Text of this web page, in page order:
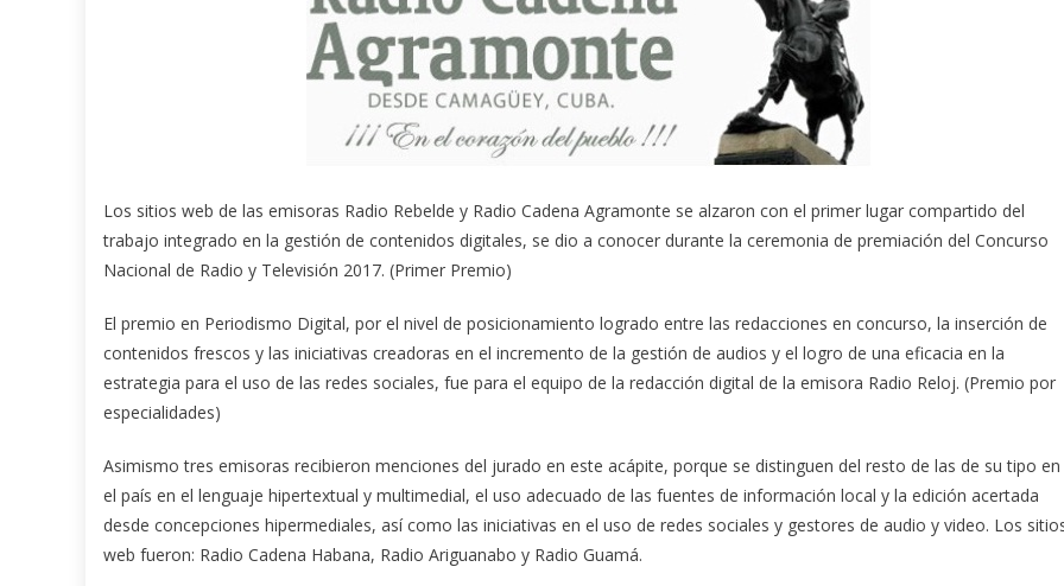
Los sitios web de las emisoras Radio Rebelde y Radio Cadena Agramonte se alzaron con el primer lugar compartido del
trabajo integrado en la gestión de contenidos digitales, se dio a conocer durante la ceremonia de premiación del Concurso
Nacional de Radio y Televisión 2017. (Primer Premio)
El premio en Periodismo Digital, por el nivel de posicionamiento logrado entre las redacciones en concurso, la inserción de
contenidos frescos y las iniciativas creadoras en el incremento de la gestión de audios y el logro de una eficacia en la
estrategia para el uso de las redes sociales, fue para el equipo de la redacción digital de la emisora Radio Reloj. (Premio por
especialidades)
Asimismo tres emisoras recibieron menciones del jurado en este acápite, porque se distinguen del resto de las de su tipo en
el país en el lenguaje hipertextual y multimedial, el uso adecuado de las fuentes de información local y la edición acertada
desde concepciones hipermediales, así como las iniciativas en el uso de redes sociales y gestores de audio y video. Los
web fueron: Radio Cadena Habana, Radio Ariguanabo y Radio Guamá.